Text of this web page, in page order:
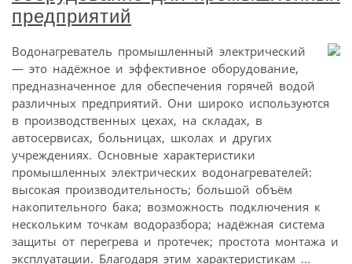
предприятий
Водонагреватель промышленный электрический
— это надёжное и эффективное оборудование,
предназначенное для обеспечения горячей водой
различных предприятий. Они широко используются
в производственных цехах, на складах, в
автосервисах, больницах, школах и других
учреждениях. Основные характеристики
промышленных электрических водонагревателей:
высокая производительность; большой объём
накопительного бака; возможность подключения к
нескольким точкам водоразбора; надёжная система
защиты от перегрева и протечек; простота монтажа и
эксплуатации. Благодаря этим характеристикам ...